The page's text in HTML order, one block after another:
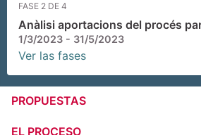
FASE 2 DE 4
Anàlisi aportacions del procés
1/3/2023 - 31/5/2023
Ver las fases
PROPUESTAS
EL PROCESO